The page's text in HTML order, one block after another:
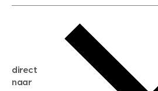
gratis zoekservice
huis verkopen
huis kopen
direct
naar